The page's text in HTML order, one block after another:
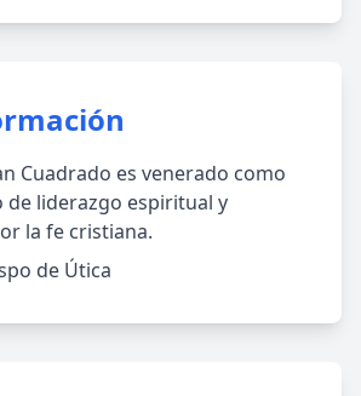
Cuadrado es venerado como
de liderazgo espiritual y
la fe cristiana.
de Útica